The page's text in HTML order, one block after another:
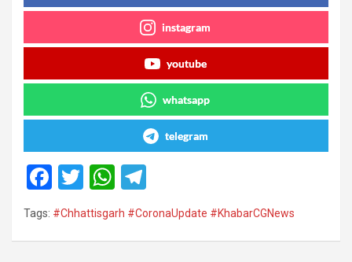
instagram
youtube
whatsapp
telegram
F
a
ce
T
wi
tt
W
h
at e
Tags: #Chhattisgarh #CoronaUpdate #KhabarCGNews